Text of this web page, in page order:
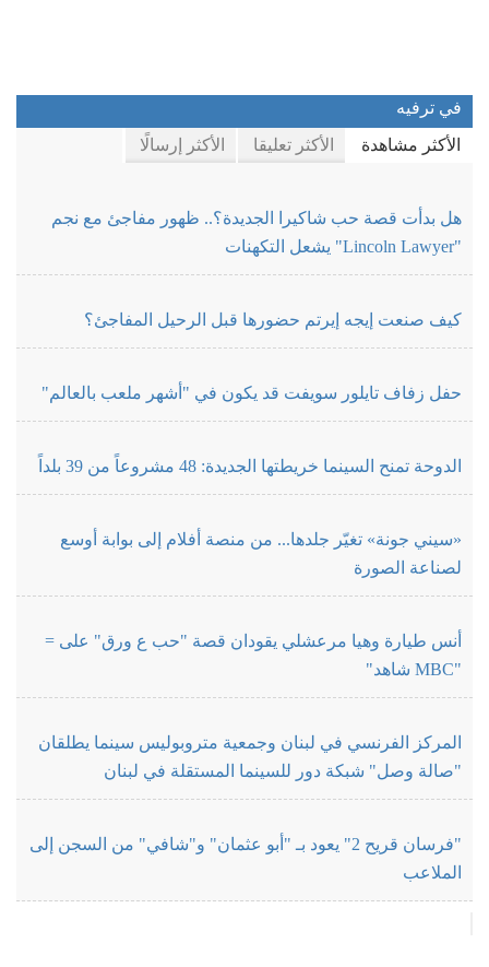
في ترفيه
الأكثر مشاهدة الأكثر تعليقا الأكثر إرسالًا
هل بدأت قصة حب شاكيرا الجديدة؟.. ظهور مفاجئ مع نجم
"Lincoln Lawyer" يشعل التكهنات
كيف صنعت إيجه إيرتم حضورها قبل الرحيل المفاجئ؟
حفل زفاف تايلور سويفت قد يكون في "أشهر ملعب بالعالم"
الدوحة تمنح السينما خريطتها الجديدة: 48 مشروعاً من 39 بلداً
«سيني جونة» تغيّر جلدها... من منصة أفلام إلى بوابة أوسع
لصناعة الصورة
أنس طيارة وهيا مرعشلي يقودان قصة "حب ع ورق" على =
"MBC شاهد"
المركز الفرنسي في لبنان وجمعية متروبوليس سينما يطلقان
"صالة وصل" شبكة دور للسينما المستقلة في لبنان
"فرسان قريح 2" يعود بـ "أبو عثمان" و"شافي" من السجن إلى
الملاعب